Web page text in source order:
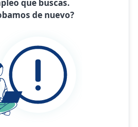
que buscas.
de nuevo?